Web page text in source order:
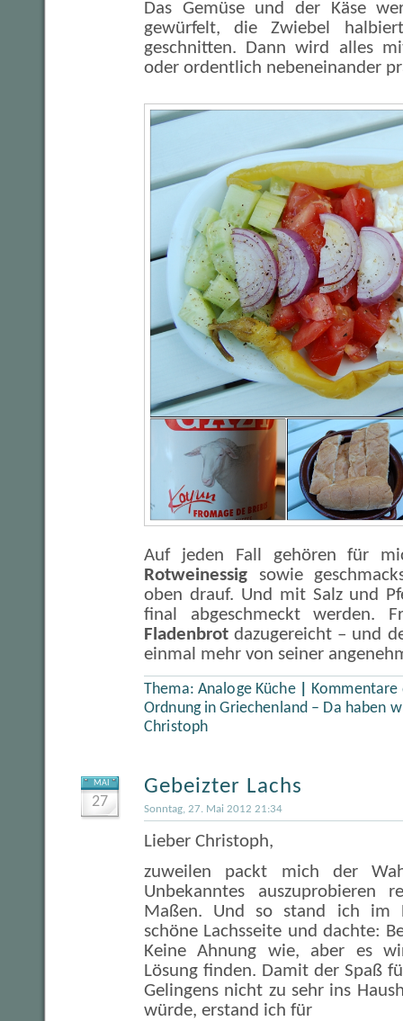
Das Gemüse und der Käse
gewürfelt, die Zwiebel
geschnitten. Dann wird alles
oder ordentlich nebeneinander
Auf jeden Fall gehören für
Rotweinessig sowie
oben drauf. Und mit Salz und
final abgeschmeckt werden.
Fladenbrot dazugereicht – und
einmal mehr von seiner
Thema: Analoge Küche
Ordnung in Griechenland – Da haben
Christoph
MAI
27
Gebeizter Lachs
Sonntag, 27. Mai 2012 21:34
Lieber Christoph,
zuweilen packt mich der
Unbekanntes auszuprobieren
Maßen. Und so stand ich im
schöne Lachsseite und dachte:
Keine Ahnung wie, aber es
Lösung finden. Damit der Spaß
Gelingens nicht zu sehr ins
würde, erstand ich für